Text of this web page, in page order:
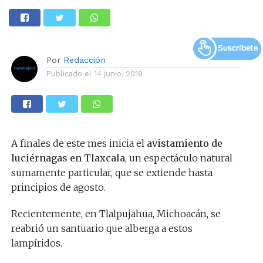
Por Redacción
Publicado el 14 junio, 2019
A finales de este mes inicia el avistamiento de
luciérnagas en Tlaxcala, un espectáculo natural
sumamente particular, que se extiende hasta
principios de agosto.
Recientemente, en Tlalpujahua, Michoacán, se
reabrió un santuario que alberga a estos
lampíridos.